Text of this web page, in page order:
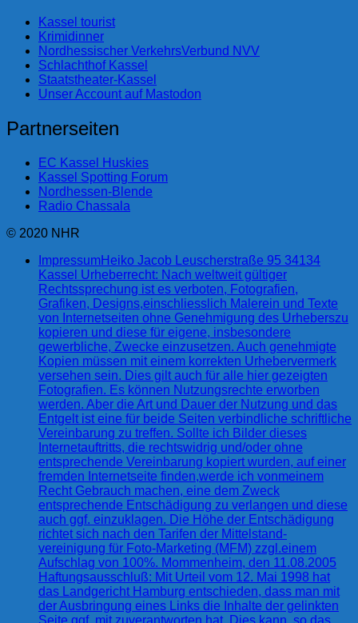
Kassel tourist
Krimidinner
Nordhessischer VerkehrsVerbund NVV
Schlachthof Kassel
Staatstheater-Kassel
Unser Account auf Mastodon
Partnerseiten
EC Kassel Huskies
Kassel Spotting Forum
Nordhessen-Blende
Radio Chassala
© 2020 NHR
ImpressumHeiko Jacob Leuscherstraße 95 34134
Kassel Urheberrecht: Nach weltweit gültiger
Rechtssprechung ist es verboten, Fotografien,
Grafiken, Designs,einschliesslich Malerein und Texte
von Internetseiten ohne Genehmigung des Urheberszu
kopieren und diese für eigene, insbesondere
gewerbliche, Zwecke einzusetzen. Auch genehmigte
Kopien müssen mit einem korrekten Urhebervermerk
versehen sein. Dies gilt auch für alle hier gezeigten
Fotografien. Es können Nutzungsrechte erworben
werden. Aber die Art und Dauer der Nutzung und das
Entgelt ist eine für beide Seiten verbindliche schriftliche
Vereinbarung zu treffen. Sollte ich Bilder dieses
Internetauftritts, die rechtswidrig und/oder ohne
entsprechende Vereinbarung kopiert wurden, auf einer
fremden Internetseite finden,werde ich vonmeinem
Recht Gebrauch machen, eine dem Zweck
entsprechende Entschädigung zu verlangen und diese
auch ggf. einzuklagen. Die Höhe der Entschädigung
richtet sich nach den Tarifen der Mittelstand-
vereinigung für Foto-Marketing (MFM) zzgl.einem
Aufschlag von 100%. Mommenheim, den 11.08.2005
Haftungsausschluß: Mit Urteil vom 12. Mai 1998 hat
das Landgericht Hamburg entschieden, dass man mit
der Ausbringung eines Links die Inhalte der gelinkten
Seite ggf. mit zuverantworten hat. Dies kann, so das